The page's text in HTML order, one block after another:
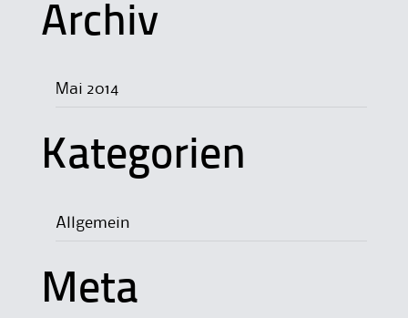
Archiv
Mai 2014
Kategorien
Allgemein
Meta